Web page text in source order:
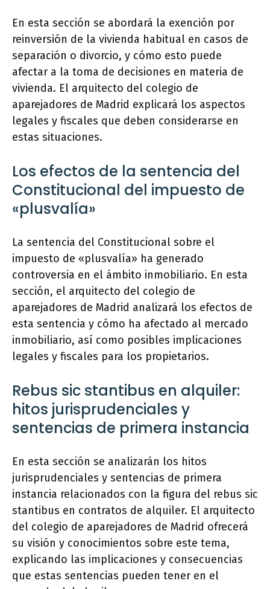
En esta sección se abordará la exención por
reinversión de la vivienda habitual en casos de
separación o divorcio, y cómo esto puede
afectar a la toma de decisiones en materia de
vivienda. El arquitecto del colegio de
aparejadores de Madrid explicará los aspectos
legales y fiscales que deben considerarse en
estas situaciones.
Los efectos de la sentencia del
Constitucional del impuesto de
«plusvalía»
La sentencia del Constitucional sobre el
impuesto de «plusvalía» ha generado
controversia en el ámbito inmobiliario. En esta
sección, el arquitecto del colegio de
aparejadores de Madrid analizará los efectos de
esta sentencia y cómo ha afectado al mercado
inmobiliario, así como posibles implicaciones
legales y fiscales para los propietarios.
Rebus sic stantibus en alquiler:
hitos jurisprudenciales y
sentencias de primera instancia
En esta sección se analizarán los hitos
jurisprudenciales y sentencias de primera
instancia relacionados con la figura del rebus sic
stantibus en contratos de alquiler. El arquitecto
del colegio de aparejadores de Madrid ofrecerá
su visión y conocimientos sobre este tema,
explicando las implicaciones y consecuencias
que estas sentencias pueden tener en el